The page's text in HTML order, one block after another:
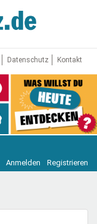
Datenschutz Kontakt
Anmelden Registrieren